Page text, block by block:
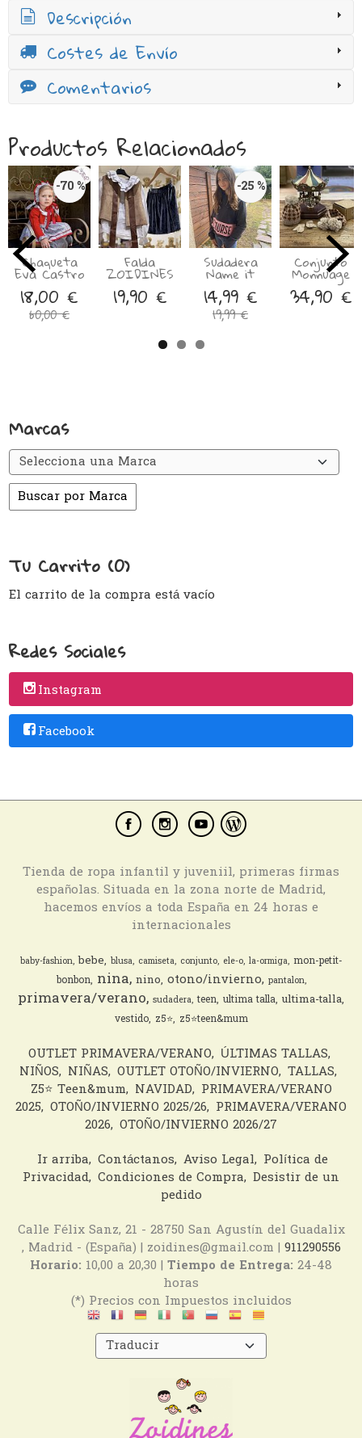
Marcas
Tu Carrito (0)
El carrito de la compra está vacío
Redes Sociales
Instagram
Facebook
Descripción
Costes de Envío
Comentarios
Productos Relacionados
-70 %
Chaqueta
Eva Castro
18,00 €
60,00 €
Falda
ZOIDINES
19,90 €
-25 %
Sudadera
Name it
14,99 €
19,99 €
Conjunto
Monnuage
34,90 €
Tienda de ropa infantil y juveniil, primeras firmas
españolas. Situada en la zona norte de Madrid,
hacemos envíos a toda España en 24 horas e
internacionales
baby-fashion bebe blusa camiseta conjunto ele-o la-ormiga mon-petit-
bonbon nina nino otono/invierno pantalon
primavera/verano sudadera teen ultima talla ultima-talla
vestido z5⭐️ z5⭐️teen&mum
OUTLET PRIMAVERA/VERANO ÚLTIMAS TALLAS
NIÑOS NIÑAS OUTLET OTOÑO/INVIERNO TALLAS
Z5⭐️ Teen&mum NAVIDAD PRIMAVERA/VERANO
2025 OTOÑO/INVIERNO 2025/26 PRIMAVERA/VERANO
2026 OTOÑO/INVIERNO 2026/27
Ir arriba Contáctanos Aviso Legal Política de
Privacidad Condiciones de Compra Desistir de un
pedido
Calle Félix Sanz, 21 - 28750 San Agustín del Guadalix
, Madrid - (España) | zoidines@gmail.com | 911290556
Horario: 10,00 a 20,30 | Tiempo de Entrega: 24-48
horas
(*) Precios con Impuestos incluidos